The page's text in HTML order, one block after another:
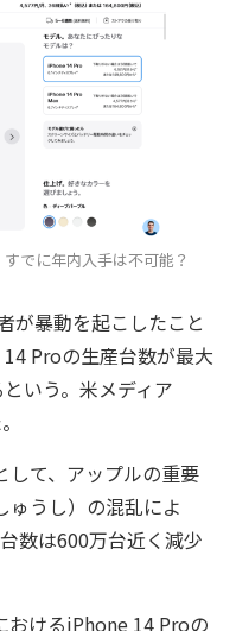
でに年内入手は不可能？
が暴動を起こしたこと
Proの生産台数が最大
いう。米メディア
て、アップルの重要
ゅうし）の混乱によ
数は600万台近く減少
けるiPhone 14 Proの